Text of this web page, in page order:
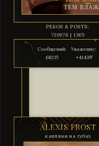
PESOS & POSTS:
710976 | 1365
Сообщений:
68215
Уважение:
+41439
ALEXIS FROST
каплями на губах